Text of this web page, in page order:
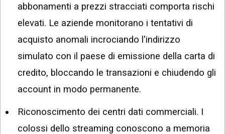
abbonamenti a prezzi stracciati comporta rischi
elevati. Le aziende monitorano i tentativi di
acquisto anomali incrociando l'indirizzo
simulato con il paese di emissione della carta di
credito, bloccando le transazioni e chiudendo gli
account in modo permanente.
Riconoscimento dei centri dati commerciali. I
colossi dello streaming conoscono a memoria